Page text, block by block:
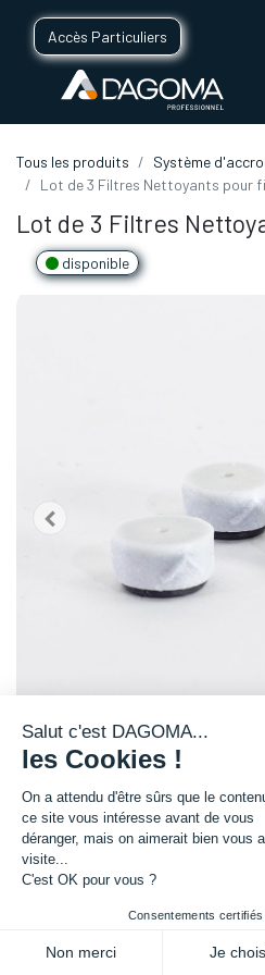
Accès Particuliers
Tous les produits
Système
Lot de 3 Filtres Nettoyants pour
Lot de 3 Filtres
disponible
Lot de 3 filtres nettoyants.
Ils permettent de simplifier l'impression
passage propre et optimum dans votre
Le filtre s'installe en amont de
Salut c'est DAGOMA...
les Cookies !
On a attendu d'être sûrs que le
ce site vous intéresse avant de vous
déranger, mais on aimerait bien vous
visite...
C'est OK pour vous ?
Consentements certifiés
Non merci Je